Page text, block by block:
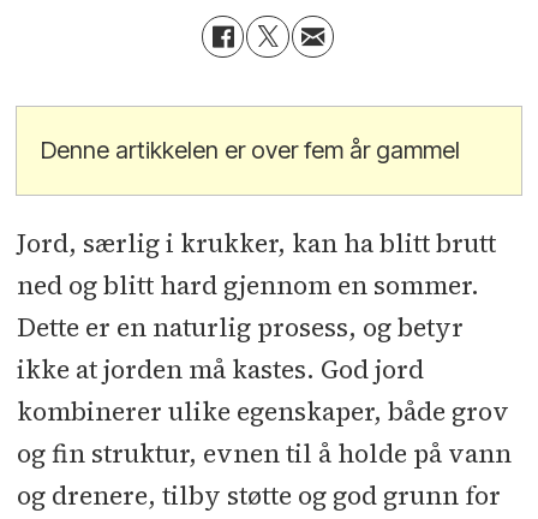
Denne artikkelen er over fem år gammel
Jord, særlig i krukker, kan ha blitt brutt
ned og blitt hard gjennom en sommer.
Dette er en naturlig prosess, og betyr
ikke at jorden må kastes. God jord
kombinerer ulike egenskaper, både grov
og fin struktur, evnen til å holde på vann
og drenere, tilby støtte og god grunn for